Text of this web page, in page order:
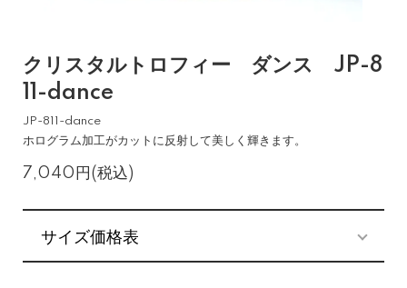
クリスタルトロフィー ダンス JP-8
11-dance
JP-811-dance
ホログラム加工がカットに反射して美しく輝きます。
7,040円(税込)
サイズ価格表